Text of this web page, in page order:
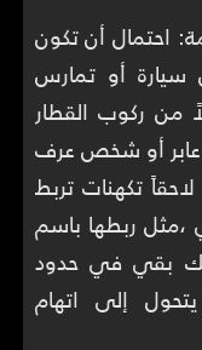
احتمال أن تكون
أو تمارس
من ركوب القطار
عابر أو شخص عرف
تكهنات تربط
،مثل ربطها باسم
بقي في حدود
إلى اتهام